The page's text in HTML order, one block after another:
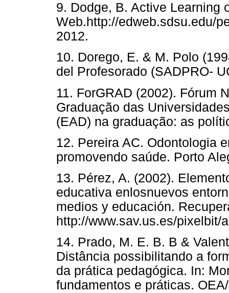
9. Dodge, B. Active Learning
Web.http://edweb.sdsu.edu/
2012.
10. Dorego, E. & M. Polo
del Profesorado (SADPRO-
11. ForGRAD (2002). Fórum
Graduação das
(EAD) na graduação: as
12. Pereira AC. Odontologia
promovendo saúde. Porto
13. Pérez, A. (2002).
educativa enlosnuevos
medios y educación.
http://www.sav.us.es/pixelbit/
14. Prado, M. E. B. B &
Distância possibilitando a
da prática pedagógica. In:
fundamentos e práticas.